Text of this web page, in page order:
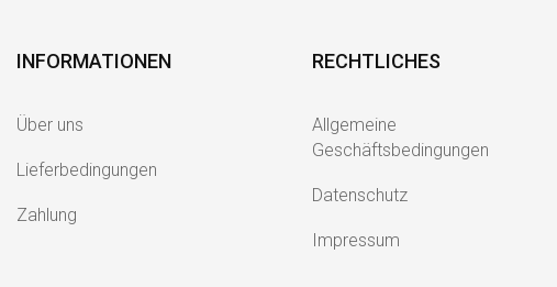
INFORMATIONEN
Über uns
Lieferbedingungen
Zahlung
RECHTLICHES
Allgemeine
Geschäftsbedingungen
Datenschutz
Impressum